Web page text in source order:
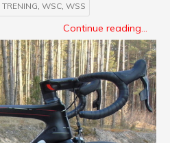
TRENING, WSC, WSS
Continue reading...